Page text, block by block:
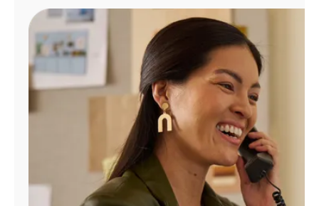
Administrar
cuenta
Encuentra
tienda